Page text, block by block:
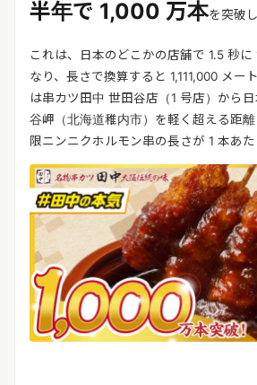
半年で 1,000 万本を突破
これは、日本のどこかの店舗で 1.5 秒
なり、長さで換算すると 1,111,000 メー
は串カツ田中 世田谷店（1 号店）から
谷岬（北海道稚内市）を軽く超える距
限ニンニクホルモン串の長さが 1 本あた